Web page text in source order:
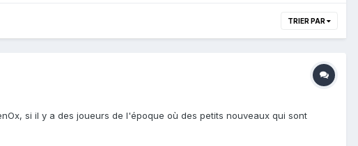
TRIER PAR
si il y a des joueurs de l'époque où des petits nouveaux qui sont